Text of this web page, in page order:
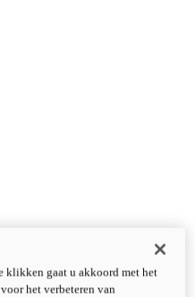
klikken gaat u akkoord met het
het verbeteren van